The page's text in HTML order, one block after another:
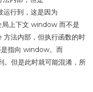
行到，这是因为
上下文 window 而不是
法内部，但执行函数的时
是指向 window。而
但是此时就可能混淆，所